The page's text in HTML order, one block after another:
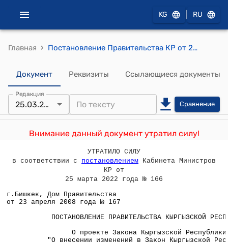
KG RU
Главная › Постановление Правительства КР от 23 апреля 2008 года № 167 "О проекте Закона Кыргызской Республики "О внесении изменений в Закон Кыргызской Республики "О национальной безопасности"
Документ Реквизиты Ссылающиеся документы
Редакция
25.03.2022 Сравнение
Внимание данный документ утратил силу!